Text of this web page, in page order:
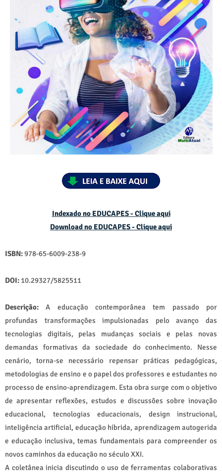
Indexado no EDUCAPES - Clique aqui
Download no EDUCAPES - Clique aqui
ISBN:978-65-6009-238-9
DOI: 10.29327/5825511
Descrição: A educação contemporânea tem passado por
profundas transformações impulsionadas pelo avanço das
tecnologias digitais, pelas mudanças sociais e pelas novas
demandas formativas da sociedade do conhecimento. Nesse
cenário, torna-se necessário repensar práticas pedagógicas,
metodologias de ensino e o papel dos professores e estudantes no
processo de ensino-aprendizagem. Esta obra surge com o objetivo
de apresentar reflexões, estudos e discussões sobre inovação
educacional, tecnologias educacionais, design instrucional,
inteligência artificial, educação híbrida, aprendizagem autogerida
e educação inclusiva, temas fundamentais para compreender os
novos caminhos da educação no século XXI.
A coletânea inicia discutindo o uso de ferramentas colaborativas